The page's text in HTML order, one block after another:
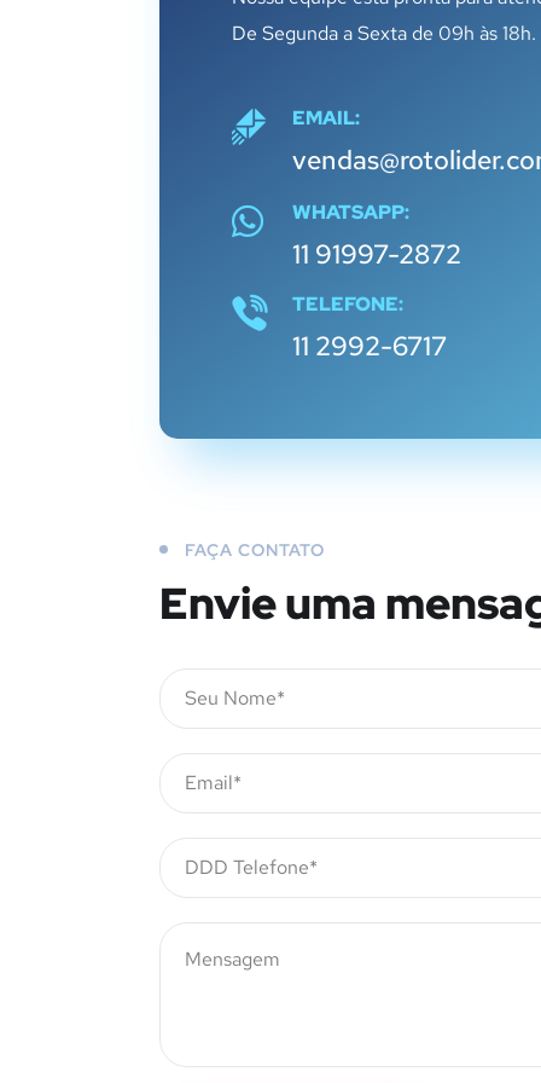
De Segunda a Sexta de 09h às 18h.
EMAIL:
WHATSAPP:
11 91997-2872
TELEFONE:
11 2992-6717
FAÇA CONTATO
Envie uma